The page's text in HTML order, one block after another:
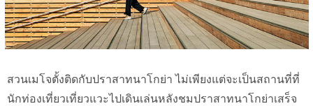
สวนเมโจตั้งติดกับปราสาทนาโกย่า ไม่เพียงแต่จะเป็นสถานที่ที่
นักท่องเที่ยวเที่ยวแวะไปเดินเล่นหลังชมปราสาทนาโกย่าเสร็จ